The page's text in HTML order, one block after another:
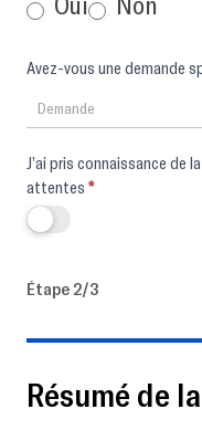
J’ai pris connaissance de la formation, elle correspond à mes
attentes *
Étape 2/3
Résumé de